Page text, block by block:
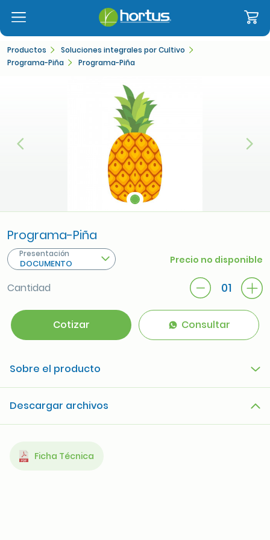
Productos
Soluciones integrales por Cultivo
Programa-Piña
Programa-Piña
Anterior
Programa-Piña
DOCUMENTO
Presentación
Precio no disponible
Cantidad 01
Cotizar Consultar
Sobre el producto
Ficha Técnica
Descargar archivos